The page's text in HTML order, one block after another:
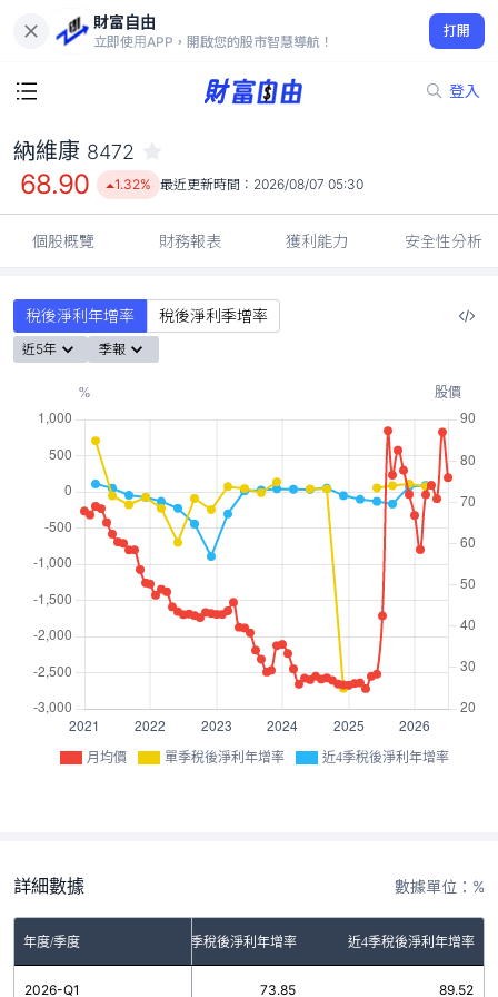
財富自由
立即使用APP，開啟您的股市智慧導航！
打開
登入
68.90
1.32%
納維康 8472
68.90 1.32% 最近更新時間： 2026/08/07 05:30
個股概覽 財務報表 獲利能力 安全性分析
稅後淨利年增率 稅後淨利季增率
近5年 季報
月均價 單季稅後淨利年增率 近4季稅後淨利年增率
詳細數據 數據單位：%
年度/季度 單季稅後淨利年增率 近4季稅後淨利年增率
2026-Q1 73.85 89.52